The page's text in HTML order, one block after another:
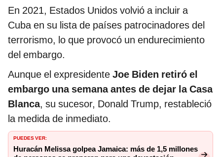
En 2021, Estados Unidos volvió a incluir a
Cuba en su lista de países patrocinadores del
terrorismo, lo que provocó un endurecimiento
del embargo.
Aunque el expresidente Joe Biden retiró el
embargo una semana antes de dejar la Casa
Blanca, su sucesor, Donald Trump, restableció
la medida de inmediato.
PUEDES VER:
Huracán Melissa golpea Jamaica: más de 1,5 millones